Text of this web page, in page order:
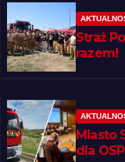
Straż
razem!
Miasto
dla